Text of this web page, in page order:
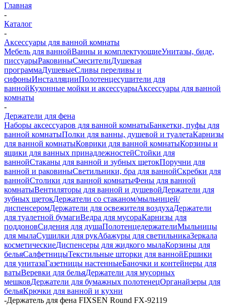
Главная
-
Каталог
-
Аксессуары для ванной комнаты
Мебель для ваннойВанны и комплектующиеУнитазы, биде,
писсуарыРаковиныСмесителиДушевая
программаДушевыеСливы переливы и
сифоныИнсталляцииПолотенцесушители для
ваннойКухонные мойки и аксессуарыАксессуары для ванной
комнаты
-
Держатели для фена
Наборы аксессуаров для ванной комнатыБанкетки, пуфы для
ванной комнатыПолки для ванны, душевой и туалетаКарнизы
для ванной комнатыКоврики для ванной комнатыКорзины и
ящики для ванных принадлежностейСтойки для
ваннойСтаканы для ванной и зубных щетокПоручни для
ванной и раковиныСветильники, бра для ваннойСкребки для
ваннойСтолики для ванной комнатыФены для ванной
комнатыВентиляторы для ванной и душевойДержатели для
зубных щетокДержатели со стаканом/мыльницей/
диспенсеромДержатели для освежителя воздухаДержатели
для туалетной бумагиВедра для мусораКарнизы для
поддоновСидения для душаПолотенцедержателиМыльницы
для мылаСушилки для рукАбажуры для светильникаЗеркала
косметическиеДиспенсеры для жидкого мылаКорзины для
бельяСалфетницыТекстильные шторки для ваннойЕршики
для унитазаГазетницы настенныеБаночки и контейнеры для
ватыВеревки для бельяДержатели для мусорных
мешковДержатели для бумажных полотенецОрганайзеры для
бельяКрючки для ванной и кухни
-Держатель для фена FIXSEN Round FX-92119